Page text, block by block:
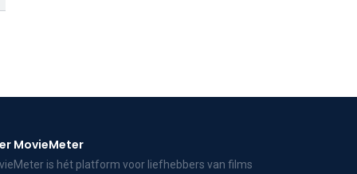
MovieMeter
is hét platform voor liefhebbers van films